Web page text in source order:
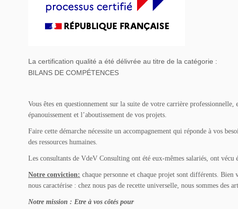
La certification qualité a été délivrée au titre de la catégorie :
BILANS DE COMPÉTENCES
Vous êtes en questionnement sur la suite de votre carrière
épanouissement et l’aboutissement de vos projets.
Faire cette démarche nécessite un accompagnement qui réponde à vos
des ressources humaines.
Les consultants de VdeV Consulting ont été eux-mêmes salariés, ont
Notre conviction: chaque personne et chaque projet sont différents.
nous caractérise : chez nous pas de recette universelle, nous sommes des
Notre mission : Etre à vos côtés pour